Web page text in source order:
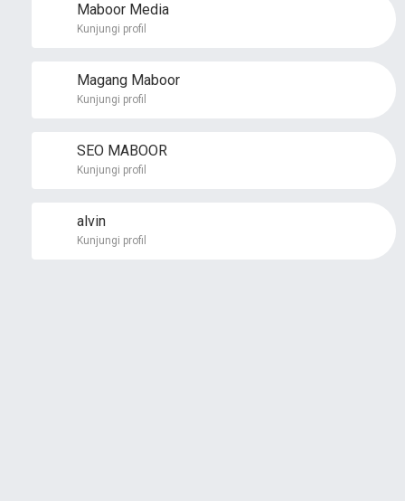
Maboor Media
Kunjungi profil
Magang Maboor
Kunjungi profil
SEO MABOOR
Kunjungi profil
alvin
Kunjungi profil